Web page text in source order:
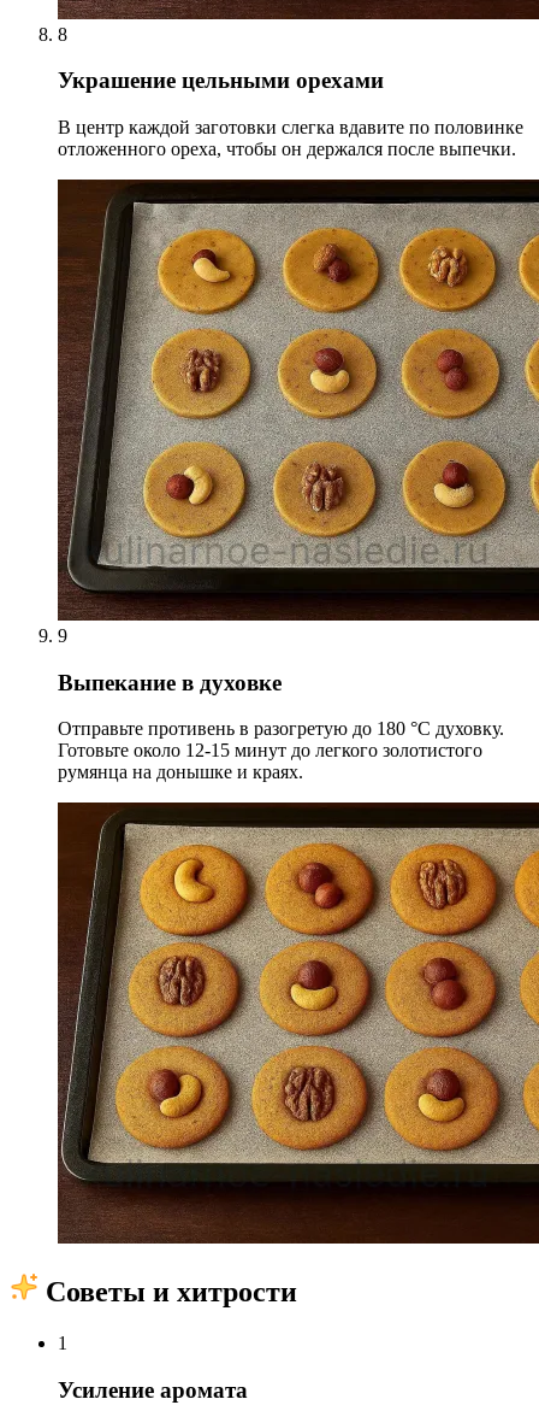
8
Украшение цельными орехами
В центр каждой заготовки слегка вдавите по половинке
отложенного ореха, чтобы он держался после выпечки.
9
Выпекание в духовке
Отправьте противень в разогретую до 180 °С духовку.
Готовьте около 12-15 минут до легкого золотистого
румянца на донышке и краях.
Советы и хитрости
1
Усиление аромата